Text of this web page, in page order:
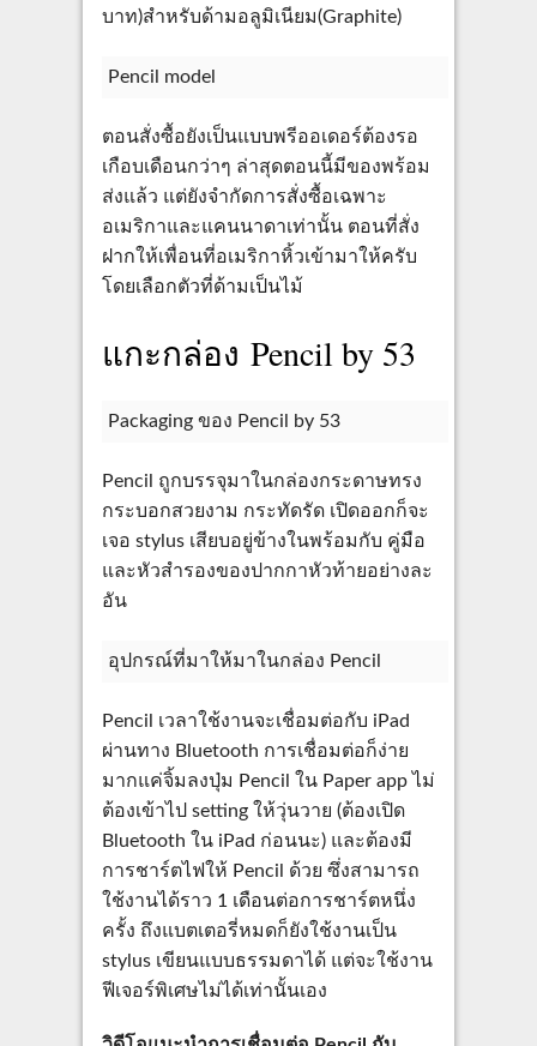
บาท)สำหรับด้ามอลูมิเนียม(Graphite)
Pencil model
ตอนสั่งซื้อยังเป็นแบบพรีออเดอร์ต้องรอ
เกือบเดือนกว่าๆ ล่าสุดตอนนี้มีของพร้อม
ส่งแล้ว แต่ยังจำกัดการสั่งซื้อเฉพาะ
อเมริกาและแคนนาดาเท่านั้น ตอนที่สั่ง
ฝากให้เพื่อนที่อเมริกาหิ้วเข้ามาให้ครับ
โดยเลือกตัวที่ด้ามเป็นไม้
แกะกล่อง Pencil by 53
Packaging ของ Pencil by 53
Pencil ถูกบรรจุมาในกล่องกระดาษทรง
กระบอกสวยงาม กระทัดรัด เปิดออกก็จะ
เจอ stylus เสียบอยู่ข้างในพร้อมกับ คู่มือ
และหัวสำรองของปากกาหัวท้ายอย่างละ
อัน
อุปกรณ์ที่มาให้มาในกล่อง Pencil
Pencil เวลาใช้งานจะเชื่อมต่อกับ iPad
ผ่านทาง Bluetooth การเชื่อมต่อก็ง่าย
มากแค่จิ้มลงปุ่ม Pencil ใน Paper app ไม่
ต้องเข้าไป setting ให้วุ่นวาย (ต้องเปิด
Bluetooth ใน iPad ก่อนนะ) และต้องมี
การชาร์ตไฟให้ Pencil ด้วย ซึ่งสามารถ
ใช้งานได้ราว 1 เดือนต่อการชาร์ตหนึ่ง
ครั้ง ถึงแบตเตอรี่หมดก็ยังใช้งานเป็น
stylus เขียนแบบธรรมดาได้ แต่จะใช้งาน
ฟีเจอร์พิเศษไม่ได้เท่านั้นเอง